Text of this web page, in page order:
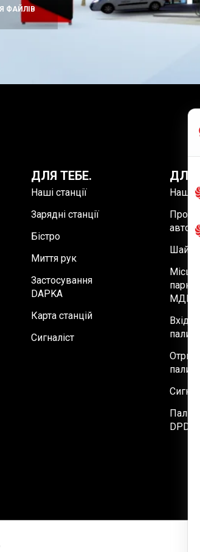
ФАЙЛІВ
ДЛЯ ТЕБЕ.
Наші станції
Зарядні станції
Бістро
Миття рук
Застосування
DAPKA
Карта станцій
Сигналіст
ДЛЯ
Наші
Шайби
Місця
МДП
Вхід на